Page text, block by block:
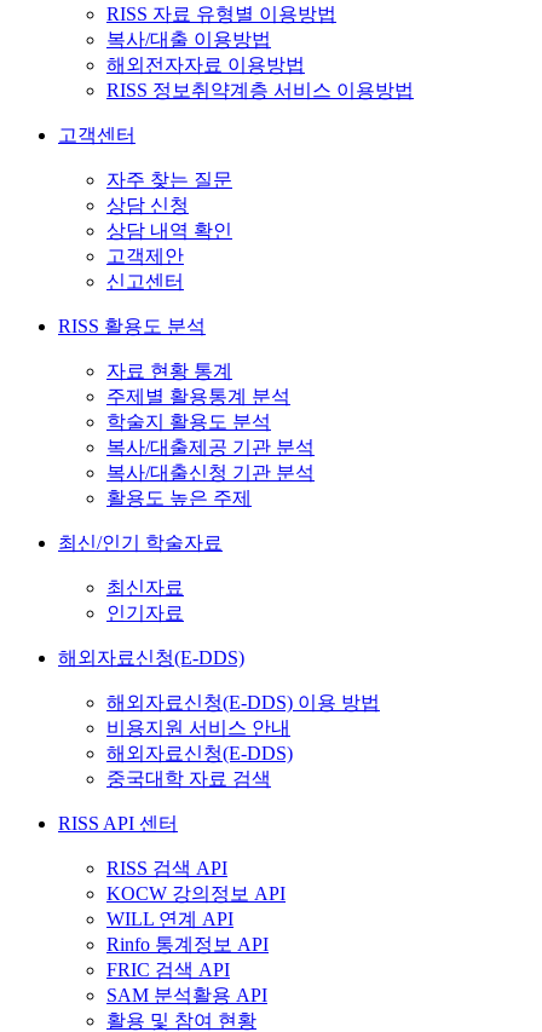
RISS 자료 유형별 이용방법
복사/대출 이용방법
해외전자자료 이용방법
RISS 정보취약계층 서비스 이용방법
고객센터
자주 찾는 질문
상담 신청
상담 내역 확인
고객제안
신고센터
RISS 활용도 분석
자료 현황 통계
주제별 활용통계 분석
학술지 활용도 분석
복사/대출제공 기관 분석
복사/대출신청 기관 분석
활용도 높은 주제
최신/인기 학술자료
최신자료
인기자료
해외자료신청(E-DDS)
해외자료신청(E-DDS) 이용 방법
비용지원 서비스 안내
해외자료신청(E-DDS)
중국대학 자료 검색
RISS API 센터
RISS 검색 API
KOCW 강의정보 API
WILL 연계 API
Rinfo 통계정보 API
FRIC 검색 API
SAM 분석활용 API
활용 및 참여 현황